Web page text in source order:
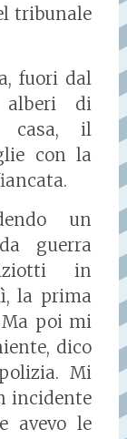
tribunale
fuori dal
alberi di
casa, il
con la
un
guerra
in
la prima
Ma poi mi
dico
Mi
incidente
avevo le